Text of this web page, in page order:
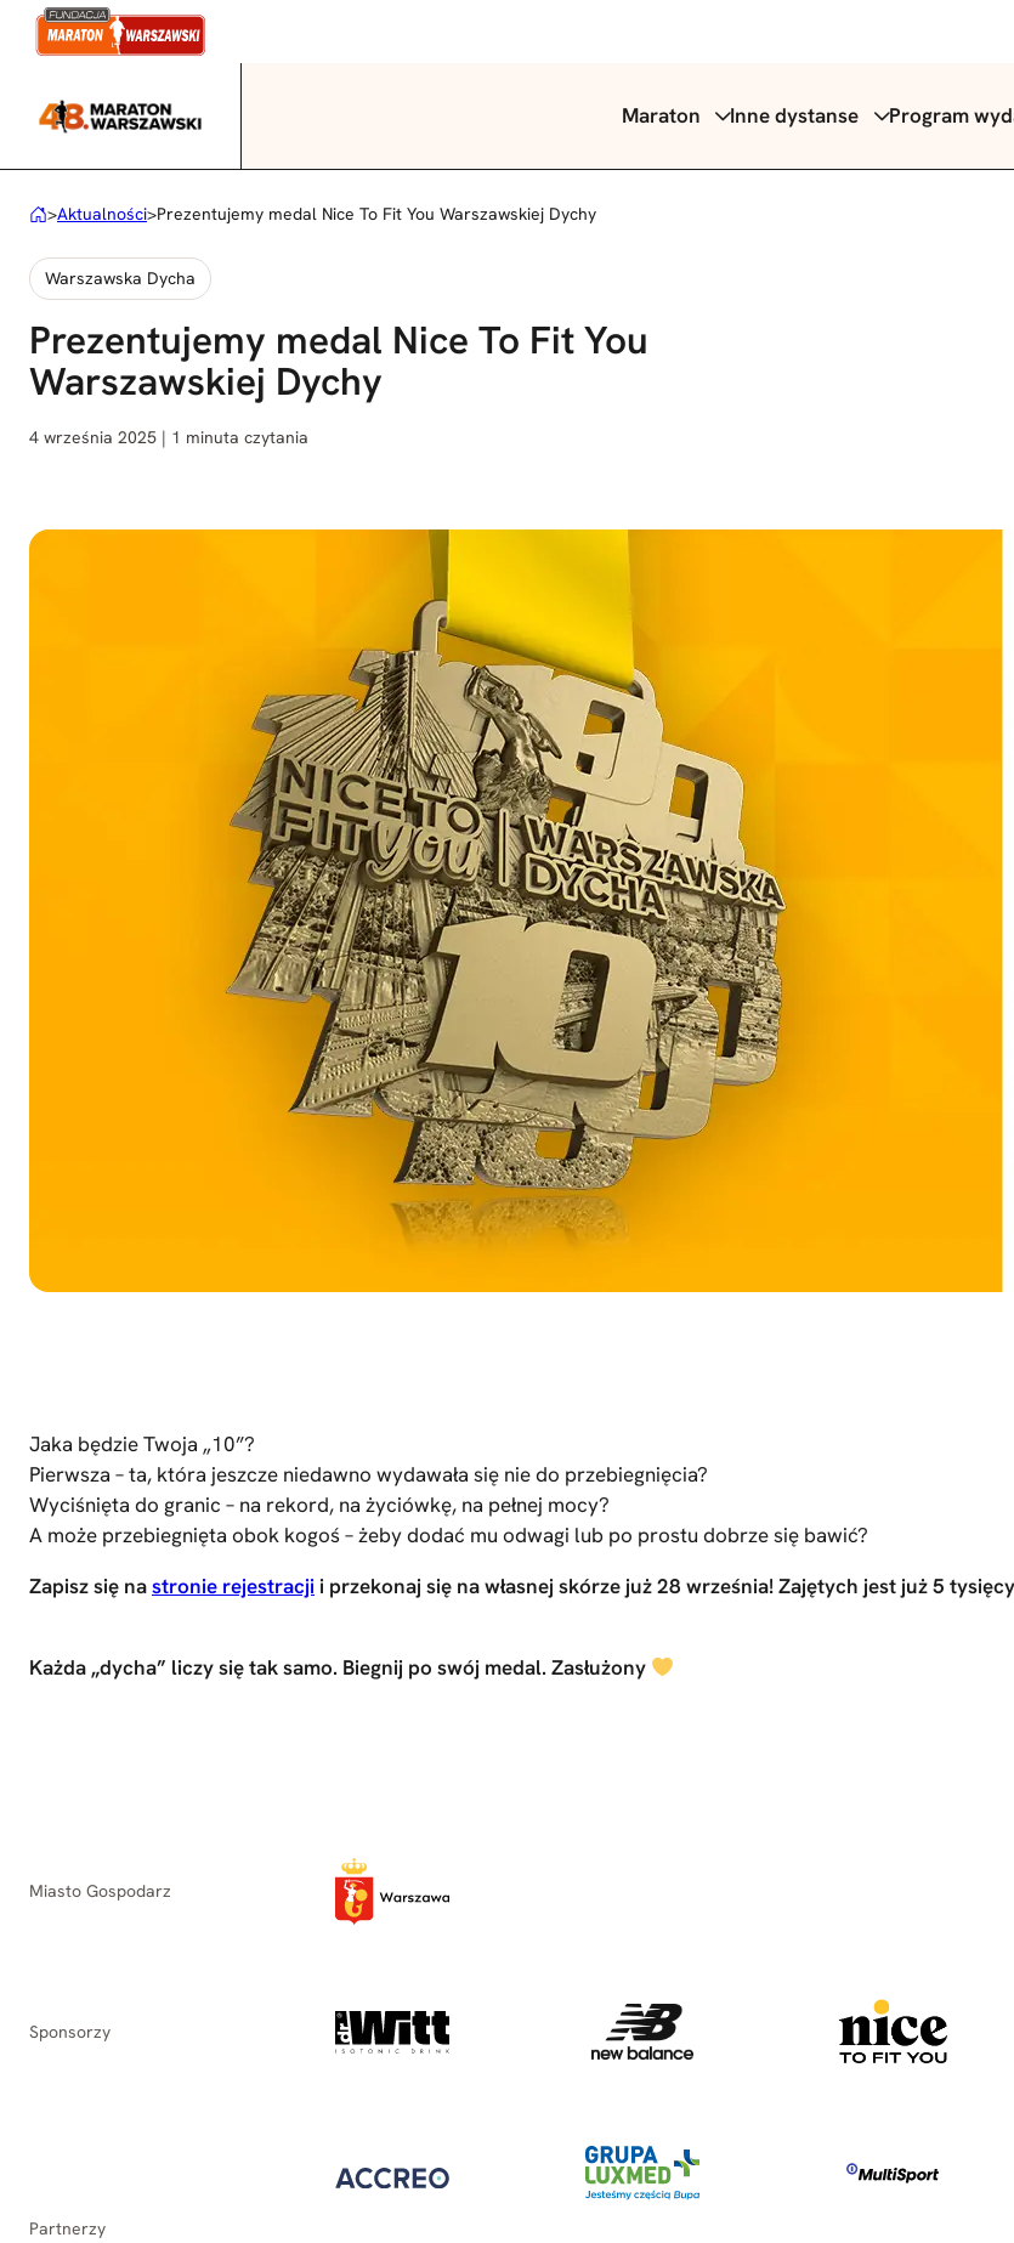
Przejdź
Maraton Inne dystanse Program
>Aktualności>Prezentujemy medal Nice To Fit You Warszawskiej Dychy
Warszawska Dycha
Prezentujemy medal Nice To Fit You
Warszawskiej Dychy
4 września 2025 | 1 minuta czytania
Jaka będzie Twoja „10”?
Pierwsza – ta, która jeszcze niedawno wydawała się nie do przebiegnięcia?
Wyciśnięta do granic – na rekord, na życiówkę, na pełnej mocy?
A może przebiegnięta obok kogoś – żeby dodać mu odwagi lub po prostu dobrze się bawić?
Zapisz się nastronie rejestracji i przekonaj się na własnej skórze już 28 września! Zajętych jest już 5
Każda „dycha” liczy się tak samo. Biegnij po swój medal. Zasłużony
Miasto Gospodarz
Sponsorzy
Partnerzy